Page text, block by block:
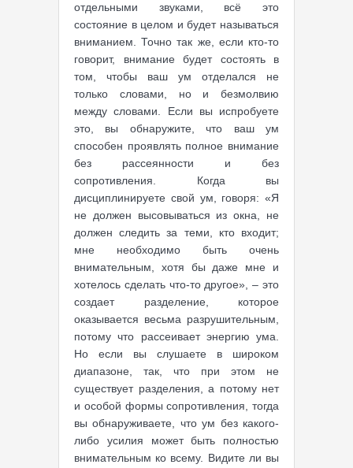
отдельными звуками, всё это
состояние в целом и будет называться
вниманием. Точно так же, если кто-то
говорит, внимание будет состоять в
том, чтобы ваш ум отделался не
только словами, но и безмолвию
между словами. Если вы испробуете
это, вы обнаружите, что ваш ум
способен проявлять полное внимание
без рассеянности и без
сопротивления. Когда вы
дисциплинируете свой ум, говоря: «Я
не должен высовываться из окна, не
должен следить за теми, кто входит;
мне необходимо быть очень
внимательным, хотя бы даже мне и
хотелось сделать что-то другое», – это
создает разделение, которое
оказывается весьма разрушительным,
потому что рассеивает энергию ума.
Но если вы слушаете в широком
диапазоне, так, что при этом не
существует разделения, а потому нет
и особой формы сопротивления, тогда
вы обнаруживаете, что ум без какого-
либо усилия может быть полностью
внимательным ко всему. Видите ли вы